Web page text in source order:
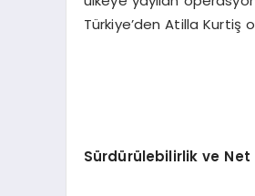
Türkiye’den Atilla Kurtiş
Sürdürülebilirlik ve Net